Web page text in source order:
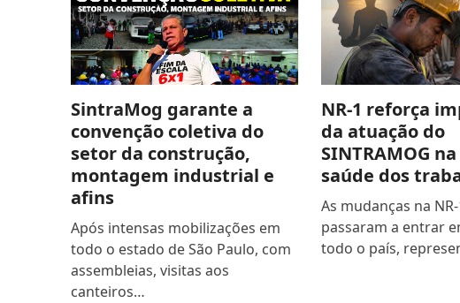
SintraMog garante a
convenção coletiva do
setor da construção,
montagem industrial e
afins
Após intensas mobilizações em
todo o estado de São Paulo, com
assembleias, visitas aos
canteiros…
NR-1 reforça
da atuação do
SINTRAMOG
saúde dos
As mudanças na
passaram a entrar
todo o país,